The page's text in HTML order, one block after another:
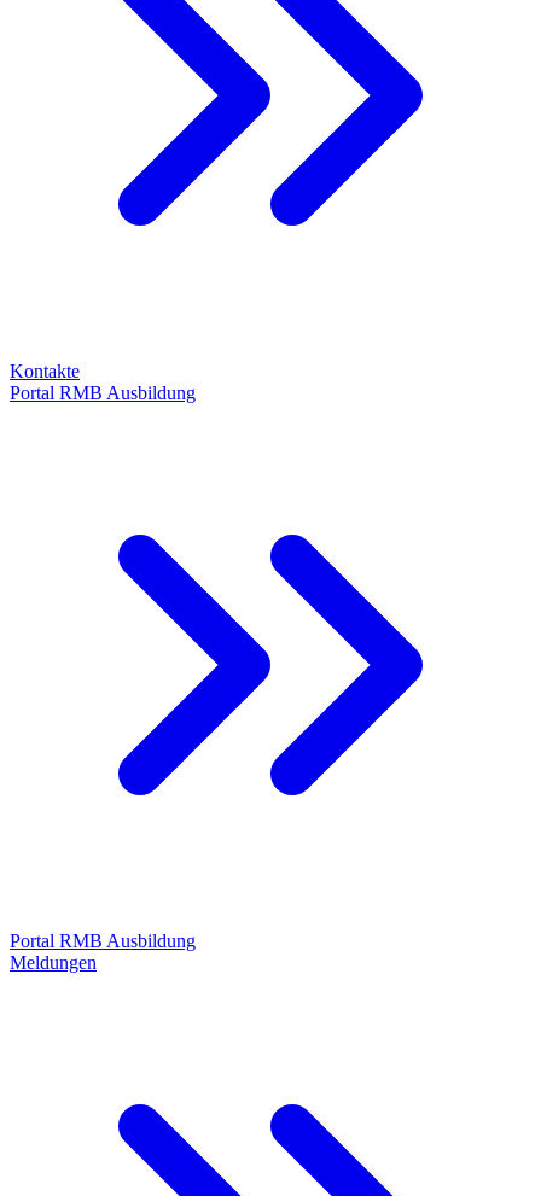
Kontakte
Portal RMB Ausbildung
Portal RMB Ausbildung
Meldungen